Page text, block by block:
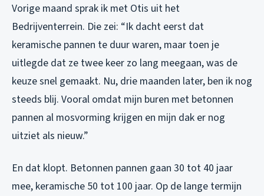
Vorige maand sprak ik met Otis uit het
Bedrijventerrein. Die zei: “Ik dacht eerst dat
keramische pannen te duur waren, maar toen je
uitlegde dat ze twee keer zo lang meegaan, was de
keuze snel gemaakt. Nu, drie maanden later, ben ik nog
steeds blij. Vooral omdat mijn buren met betonnen
pannen al mosvorming krijgen en mijn dak er nog
uitziet als nieuw.”
En dat klopt. Betonnen pannen gaan 30 tot 40 jaar
mee, keramische 50 tot 100 jaar. Op de lange termijn